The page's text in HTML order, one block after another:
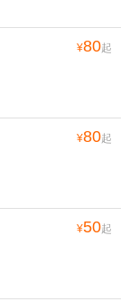
¥80起
¥80起
¥50起